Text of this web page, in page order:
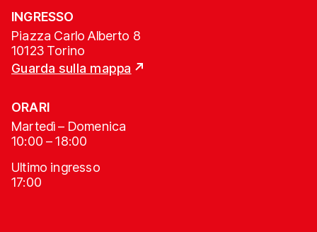
INGRESSO
Piazza Carlo Alberto 8
10123 Torino
Guarda sulla mappa
ORARI
Martedì – Domenica
10:00 – 18:00
Ultimo ingresso
17:00